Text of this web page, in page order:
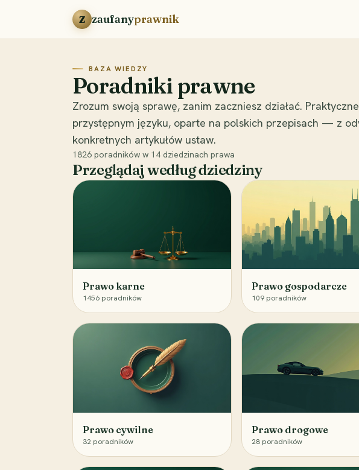
Przejdź do treści
Z zaufanyprawnik
BAZA WIEDZY
Poradniki prawne
Zrozum swoją sprawę, zanim zaczniesz działać.
przystępnym języku, oparte na polskich przepisach — z
konkretnych artykułów ustaw.
1826 poradników w 14 dziedzinach prawa
Przeglądaj według dziedziny
Prawo karne
1456 poradników
Prawo gospodarcze
109 poradników
Prawo cywilne
32 poradników
Prawo drogowe
28 poradników